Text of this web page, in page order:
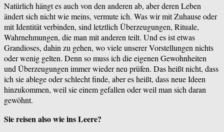
Natürlich hängt es auch von den anderen ab, aber deren Leben
ändert sich nicht wie meins, vermute ich. Was wir mit Zuhause oder
mit Identität verbinden, sind letztlich Überzeugungen, Rituale,
Wahrnehmungen, die man mit anderen teilt. Und es ist etwas
Grandioses, dahin zu gehen, wo viele unserer Vorstellungen nichts
oder wenig gelten. Denn so muss ich die eigenen Gewohnheiten
und Überzeugungen immer wieder neu prüfen. Das heißt nicht, dass
ich sie ablege oder schlecht finde, aber es heißt, dass neue Ideen
hinzukommen, weil sie einem gefallen oder weil man sich daran
gewöhnt.
Sie reisen also wie ins Leere?